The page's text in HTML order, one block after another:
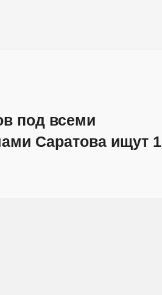
под всеми
Саратова ищут